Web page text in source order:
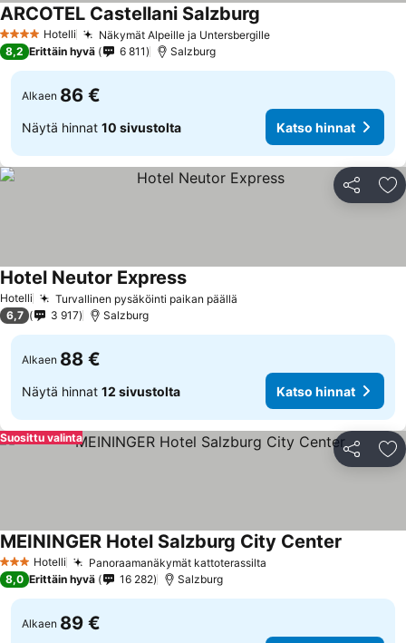
4 Tähtiluokitus
Hotelli Näkymät Alpeille ja Untersbergille
ARCOTEL Castellani Salzburg
8,2 Erittäin hyvä 6 811 Salzburg
Alkaen 86 €
Näytä hinnat 10 sivustolta Katso hinnat
Jaa
Hotelli Turvallinen pysäköinti paikan päällä
Hotel Neutor Express
6,7 3 917 Salzburg
Alkaen 88 €
Näytä hinnat 12 sivustolta Katso hinnat
Jaa
Suosittu valinta
3 Tähtiluokitus
Hotelli Panoraamanäkymät kattoterassilta
MEININGER Hotel Salzburg City Center
8,0 Erittäin hyvä 16 282 Salzburg
Alkaen 89 €